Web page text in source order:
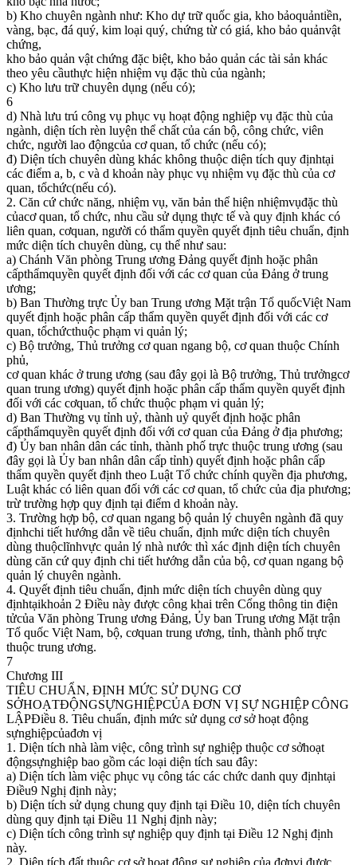
b) Kho chuyên ngành như: Kho dự trữ quốc gia, kho bảoquảntiền,
vàng, bạc, đá quý, kim loại quý, chứng từ có giá, kho bảo quảnvật
chứng,
kho bảo quản vật chứng đặc biệt, kho bảo quản các tài sản khác
theo yêu cầuthực hiện nhiệm vụ đặc thù của ngành;
c) Kho lưu trữ chuyên dụng (nếu có);
6
d) Nhà lưu trú công vụ phục vụ hoạt động nghiệp vụ đặc thù của
ngành, diện tích rèn luyện thể chất của cán bộ, công chức, viên
chức, người lao độngcủa cơ quan, tổ chức (nếu có);
đ) Diện tích chuyên dùng khác không thuộc diện tích quy địnhtại
các điểm a, b, c và d khoản này phục vụ nhiệm vụ đặc thù của cơ
quan, tổchức(nếu có).
2. Căn cứ chức năng, nhiệm vụ, văn bản thể hiện nhiệmvụđặc thù
củacơ quan, tổ chức, nhu cầu sử dụng thực tế và quy định khác có
liên quan, cơquan, người có thẩm quyền quyết định tiêu chuẩn, định
mức diện tích chuyên dùng, cụ thể như sau:
a) Chánh Văn phòng Trung ương Đảng quyết định hoặc phân
cấpthẩmquyền quyết định đối với các cơ quan của Đảng ở trung
ương;
b) Ban Thường trực Ủy ban Trung ương Mặt trận Tổ quốcViệt Nam
quyết định hoặc phân cấp thẩm quyền quyết định đối với các cơ
quan, tổchứcthuộc phạm vi quản lý;
c) Bộ trưởng, Thủ trưởng cơ quan ngang bộ, cơ quan thuộc Chính
phủ,
cơ quan khác ở trung ương (sau đây gọi là Bộ trưởng, Thủ trưởngcơ
quan trung ương) quyết định hoặc phân cấp thẩm quyền quyết định
đối với các cơquan, tổ chức thuộc phạm vi quản lý;
d) Ban Thường vụ tỉnh uỷ, thành uỷ quyết định hoặc phân
cấpthẩmquyền quyết định đối với cơ quan của Đảng ở địa phương;
đ) Ủy ban nhân dân các tỉnh, thành phố trực thuộc trung ương (sau
đây gọi là Ủy ban nhân dân cấp tỉnh) quyết định hoặc phân cấp
thẩm quyền quyết định theo Luật Tổ chức chính quyền địa phương,
Luật khác có liên quan đối với các cơ quan, tổ chức của địa phương;
trừ trường hợp quy định tại điểm d khoản này.
3. Trường hợp bộ, cơ quan ngang bộ quản lý chuyên ngành đã quy
địnhchi tiết hướng dẫn về tiêu chuẩn, định mức diện tích chuyên
dùng thuộclĩnhvực quản lý nhà nước thì xác định diện tích chuyên
dùng căn cứ quy định chi tiết hướng dẫn của bộ, cơ quan ngang bộ
quản lý chuyên ngành.
4. Quyết định tiêu chuẩn, định mức diện tích chuyên dùng quy
địnhtạikhoản 2 Điều này được công khai trên Cổng thông tin điện
tửcủa Văn phòng Trung ương Đảng, Ủy ban Trung ương Mặt trận
Tổ quốc Việt Nam, bộ, cơquan trung ương, tỉnh, thành phố trực
thuộc trung ương.
7
Chương III
TIÊU CHUẨN, ĐỊNH MỨC SỬ DỤNG CƠ
SỞHOẠTĐỘNGSỰNGHIỆPCỦA ĐƠN VỊ SỰ NGHIỆP CÔNG
LẬPĐiều 8. Tiêu chuẩn, định mức sử dụng cơ sở hoạt động
sựnghiệpcủađơn vị
1. Diện tích nhà làm việc, công trình sự nghiệp thuộc cơ sởhoạt
độngsựnghiệp bao gồm các loại diện tích sau đây:
a) Diện tích làm việc phục vụ công tác các chức danh quy địnhtại
Điều9 Nghị định này;
b) Diện tích sử dụng chung quy định tại Điều 10, diện tích chuyên
dùng quy định tại Điều 11 Nghị định này;
c) Diện tích công trình sự nghiệp quy định tại Điều 12 Nghị định
này.
2. Diện tích đất thuộc cơ sở hoạt động sự nghiệp của đơnvị được